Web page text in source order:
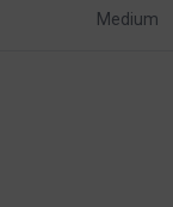
Medium